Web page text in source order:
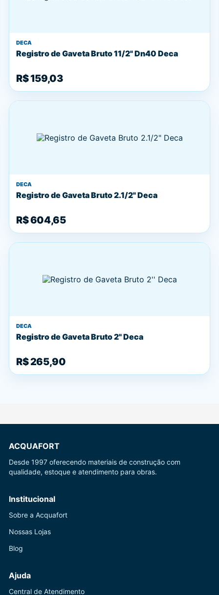
DECA
Registro de Gaveta Bruto 11/2" Dn40 Deca
R$ 159,03
DECA
Registro de Gaveta Bruto 2.1/2" Deca
R$ 604,65
DECA
Registro de Gaveta Bruto 2'' Deca
R$ 265,90
ACQUAFORT
Desde 1997 oferecendo materiais de construção com
qualidade, estoque e atendimento para obras.
Institucional
Sobre a Acquafort
Nossas Lojas
Blog
Ajuda
Central de Atendimento